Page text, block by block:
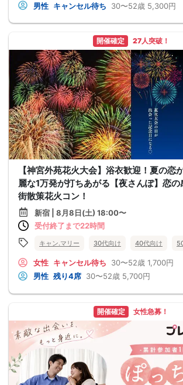
男性 キャンセル待ち 30〜52歳 5,300円
開催確定 27人突破！
【神宮外苑花火大会】浴衣歓迎！夏の恋
麗な1万発が打ちあがる【夜さんぽ】恋
街散策花火コン！
新宿 | 8月8日(土) 18:00〜
受付終了まで22時間
キャン.マリー 30代向け 40代向け
女性 キャンセル待ち 30〜52歳 1,700円
男性 残り4席 30〜52歳 5,700円
開催確定 女性急募！